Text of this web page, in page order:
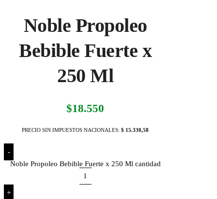
Noble Propoleo
Bebible Fuerte x
250 Ml
$18.550
PRECIO SIN IMPUESTOS NACIONALES:$ 15.330,58
-
Noble Propoleo Bebible Fuerte x 250 Ml cantidad
+